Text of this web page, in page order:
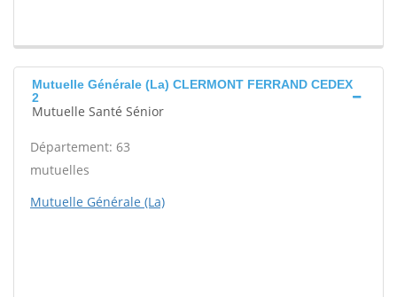
Mutuelle Générale (La) CLERMONT FERRAND CEDEX
2
Mutuelle Santé Sénior
Département: 63
mutuelles
Mutuelle Générale (La)